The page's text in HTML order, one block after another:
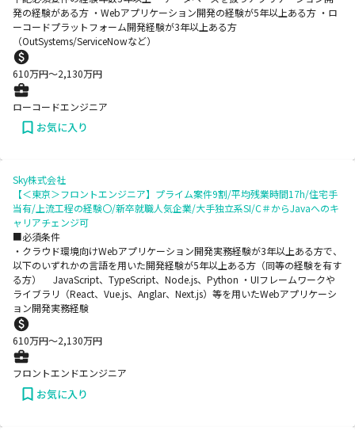
発の経験がある方 ・Webアプリケーション開発の経験が5年以上ある方 ・ロ
ーコードプラットフォーム開発経験が3年以上ある方
（OutSystems/ServiceNowなど）
610万円〜2,130万円
ローコードエンジニア
お気に入り
Sky株式会社
【＜東京＞フロントエンジニア】プライム案件9割/平均残業時間17h/住宅手
当有/上流工程の経験〇/新卒就職人気企業/大手独立系SI/C＃からJavaへのキ
ャリアチェンジ可
■必須条件
・クラウド環境向けWebアプリケーション開発実務経験が3年以上ある方で、
以下のいずれかの言語を用いた開発経験が5年以上ある方（同等の経験を有す
る方） JavaScript、TypeScript、Node.js、Python ・UIフレームワークや
ライブラリ（React、Vue.js、Anglar、Next.js）等を用いたWebアプリケーシ
ョン開発実務経験
610万円〜2,130万円
フロントエンドエンジニア
お気に入り